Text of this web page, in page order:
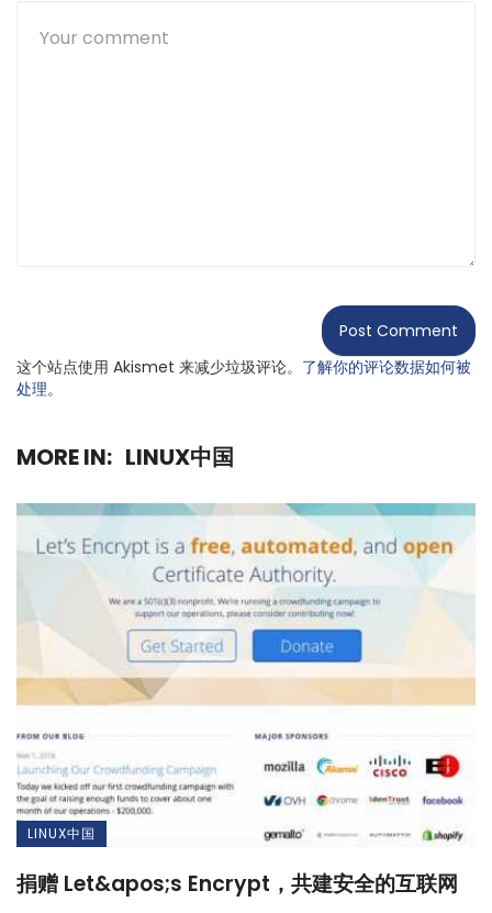
这个站点使用 Akismet 来减少垃圾评论。 了解你的评论数据如何被
处理。
MORE IN: LINUX中国
LINUX中国
捐赠 Let&apos;s Encrypt，共建安全的互联网